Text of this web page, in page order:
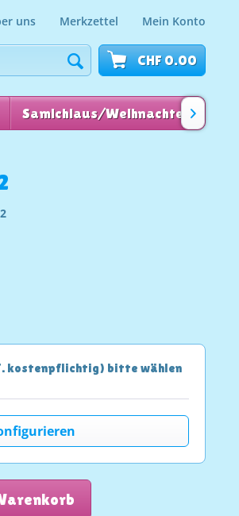
uns Merkzettel Mein Konto
CHF 0.00
Samichlaus/Weihnachten
kostenpflichtig) bitte wählen